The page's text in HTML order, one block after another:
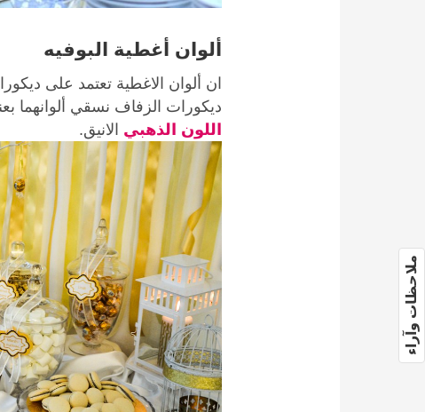
ألوان أغطية البوفيه
ان ألوان الاغطية تعتمد على
ديكورات الزفاف نسقي ألوانهما
اللون الذهبي الانيق.
ملاحظات وآراء